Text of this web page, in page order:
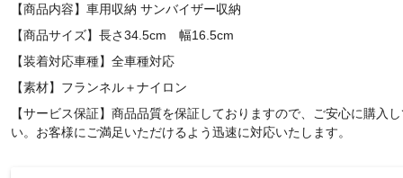
【商品内容】車用収納 サンバイザー収納
【商品サイズ】長さ34.5cm 幅16.5cm
【装着対応車種】全車種対応
【素材】フランネル＋ナイロン
【サービス保証】商品品質を保証しておりますので、ご安心に購
い。お客様にご満足いただけるよう迅速に対応いたします。